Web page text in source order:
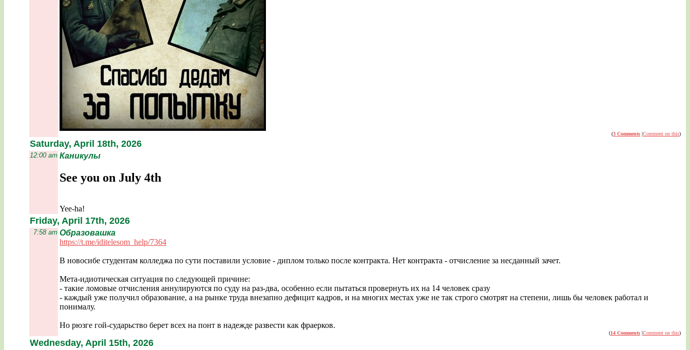
(3 Comments |Comment on this)
Saturday, April 18th, 2026
12:00 am Каникулы
See you on July 4th
Yee-ha!
Friday, April 17th, 2026
7:58 am Образовашка
https://t.me/iditelesom_help/7364
В новосибе студентам колледжа по сути поставили условие - диплом только после контракта. Нет контракта - отчисление за несданный зачет.
Мета-идиотическая ситуация по следующей причине:
- такие ломовые отчисления аннулируются по суду на раз-два, особенно если пытаться провернуть их на 14 человек сразу
- каждый уже получил образование, а на рынке труда внезапно дефицит кадров, и на многих местах уже не так строго смотрят на степени, лишь бы человек работал и
понималу.
Но рюзге гой-сударьство берет всех на понт в надежде развести как фраерков.
(14 Comments |Comment on this)
Wednesday, April 15th, 2026